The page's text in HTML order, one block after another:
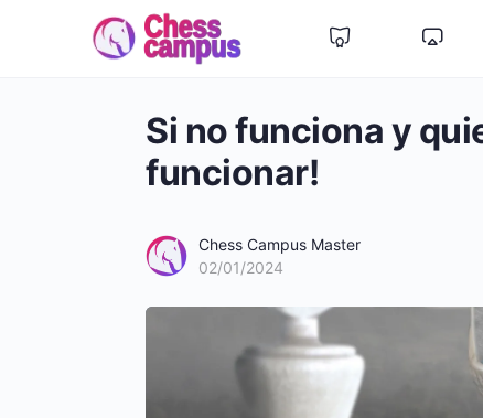
Si no funciona y
funcionar!
Chess Campus Master
02/01/2024